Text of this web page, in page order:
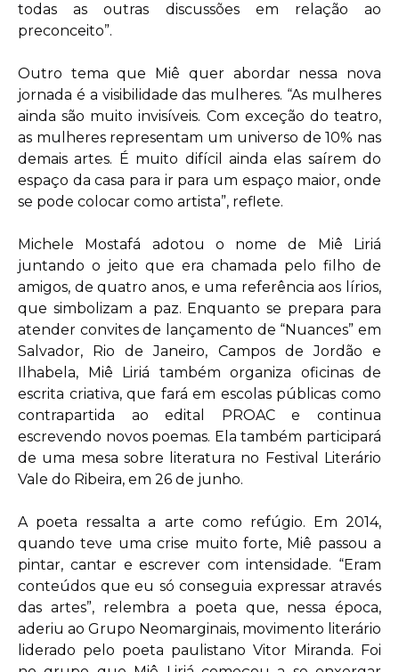
todas as outras discussões em relação ao
preconceito”.
Outro tema que Miê quer abordar nessa nova
jornada é a visibilidade das mulheres. “As mulheres
ainda são muito invisíveis. Com exceção do teatro,
as mulheres representam um universo de 10% nas
demais artes. É muito difícil ainda elas saírem do
espaço da casa para ir para um espaço maior, onde
se pode colocar como artista”, reflete.
Michele Mostafá adotou o nome de Miê Liriá
juntando o jeito que era chamada pelo filho de
amigos, de quatro anos, e uma referência aos lírios,
que simbolizam a paz. Enquanto se prepara para
atender convites de lançamento de “Nuances” em
Salvador, Rio de Janeiro, Campos de Jordão e
Ilhabela, Miê Liriá também organiza oficinas de
escrita criativa, que fará em escolas públicas como
contrapartida ao edital PROAC e continua
escrevendo novos poemas. Ela também participará
de uma mesa sobre literatura no Festival Literário
Vale do Ribeira, em 26 de junho.
A poeta ressalta a arte como refúgio. Em 2014,
quando teve uma crise muito forte, Miê passou a
pintar, cantar e escrever com intensidade. “Eram
conteúdos que eu só conseguia expressar através
das artes”, relembra a poeta que, nessa época,
aderiu ao Grupo Neomarginais, movimento literário
liderado pelo poeta paulistano Vitor Miranda. Foi